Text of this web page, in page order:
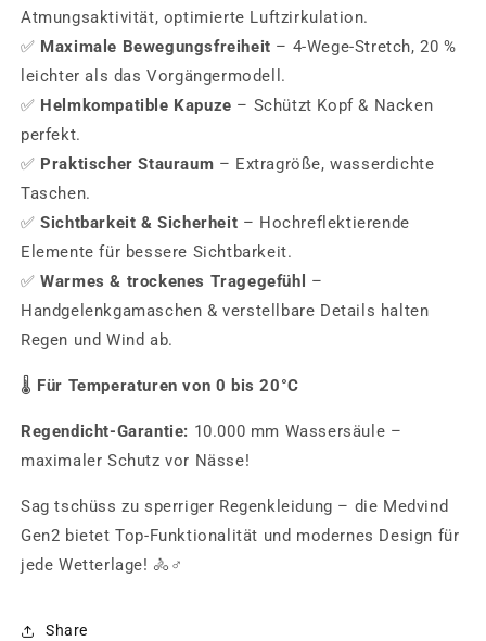
Atmungsaktivität, optimierte Luftzirkulation.
✅ Maximale Bewegungsfreiheit – 4-Wege-Stretch, 20 %
leichter als das Vorgängermodell.
✅ Helmkompatible Kapuze – Schützt Kopf & Nacken
perfekt.
✅ Praktischer Stauraum – Extragröße, wasserdichte
Taschen.
✅Sichtbarkeit & Sicherheit – Hochreflektierende
Elemente für bessere Sichtbarkeit.
✅Warmes & trockenes Tragegefühl
–
Handgelenkgamaschen & verstellbare Details halten
Regen und Wind ab.
🌡 Für Temperaturen von 0 bis 20°C
Regendicht-Garantie: 10.000 mm Wassersäule –
maximaler Schutz vor Nässe!
Sag tschüss zu sperriger Regenkleidung – die Medvind
Gen2 bietet Top-Funktionalität und modernes Design für
jede Wetterlage! 🚴♂️
Share